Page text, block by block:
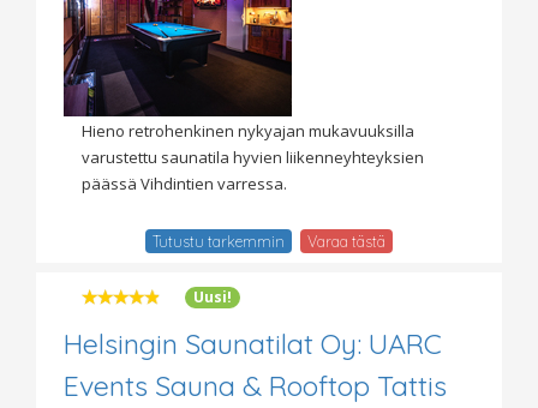
Hieno retrohenkinen nykyajan mukavuuksilla
varustettu saunatila hyvien liikenneyhteyksien
päässä Vihdintien varressa.
Tutustu tarkemmin Varaa tästä
Uusi!
Helsingin Saunatilat Oy: UARC
Events Sauna & Rooftop Tattis